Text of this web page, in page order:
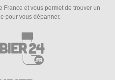
France et vous permet de trouver un
pour vous dépanner.